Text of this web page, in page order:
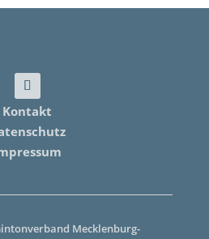
Kontakt
Mecklenburg-